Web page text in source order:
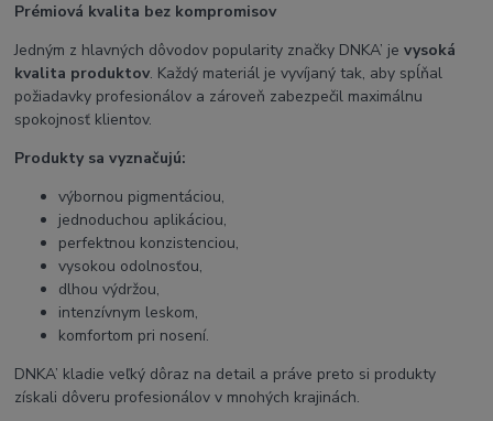
Prémiová kvalita bez kompromisov
Jedným z hlavných dôvodov popularity značky DNKA’ jevysoká
kvalita produktov. Každý materiál je vyvíjaný tak, aby spĺňal
požiadavky profesionálov a zároveň zabezpečil maximálnu
spokojnosť klientov.
Produkty sa vyznačujú:
výbornou pigmentáciou,
jednoduchou aplikáciou,
perfektnou konzistenciou,
vysokou odolnosťou,
dlhou výdržou,
intenzívnym leskom,
komfortom pri nosení.
DNKA’ kladie veľký dôraz na detail a práve preto si produkty
získali dôveru profesionálov v mnohých krajinách.